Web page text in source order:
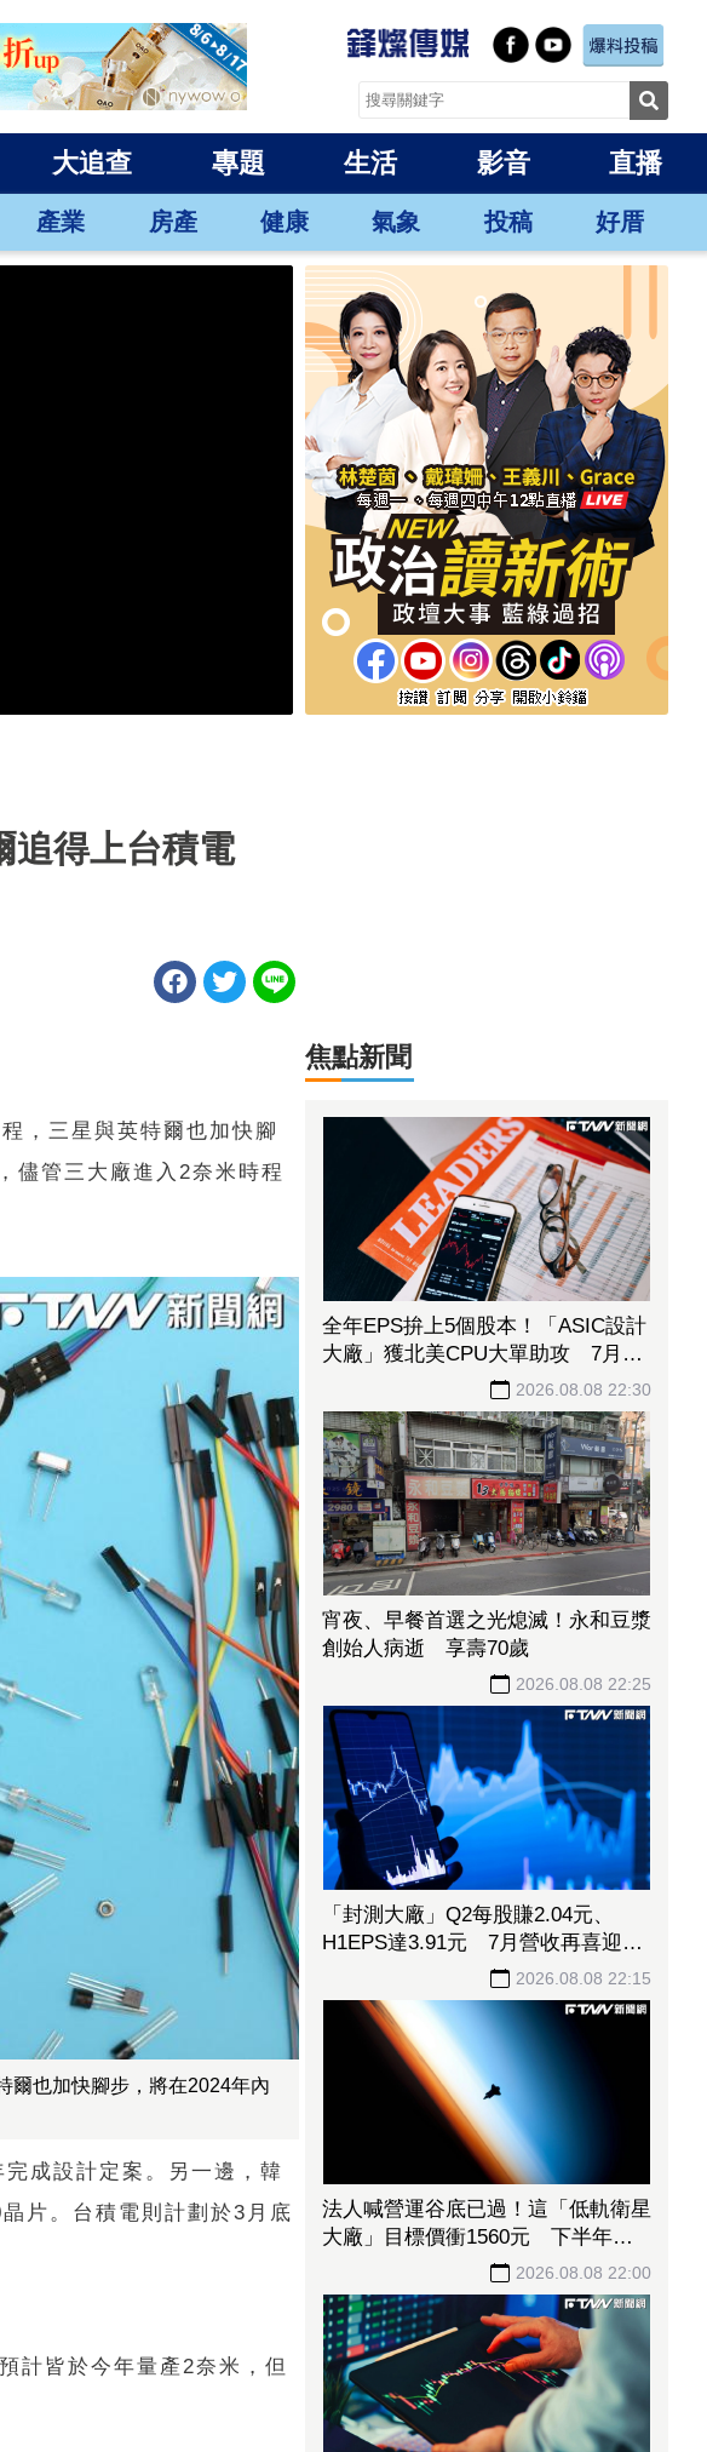
大追查 專題 生活 影音 直播
產業 房產 健康 氣象 投稿 好厝
得上台積電
，三星與英特爾也加快腳
儘管三大廠進入2奈米時程
爾也加快腳步，將在2024年內
成設計定案。另一邊，韓
片。台積電則計劃於3月底
計皆於今年量產2奈米，但
焦點新聞
全年EPS拚上5個股本！「ASIC設計
大廠」獲北美CPU大單助攻 7月營
2026.08.08 22:30
宵夜、早餐首選之光熄滅！永和豆漿
創始人病逝 享壽70歲
2026.08.08 22:25
「封測大廠」Q2每股賺2.04元、
H1EPS達3.91元 7月營收再喜迎年
2026.08.08 22:15
法人喊營運谷底已過！這「低軌衛星
大廠」目標價衝1560元 下半年出
貨回溫、營收估成長20%2026.08.08 22:00